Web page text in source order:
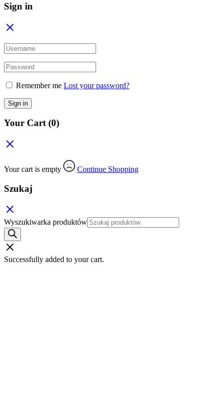
Sign in
Remember me Lost your password?
Sign in
Your Cart(0)
Your cart is empty Continue Shopping
Szukaj
Wyszukiwarka produktów
Successfully added to your cart.